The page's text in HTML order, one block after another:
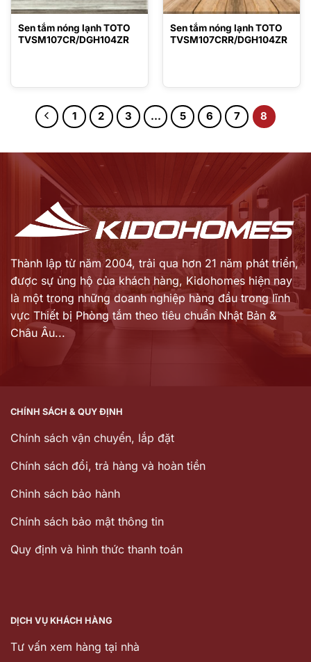
Sen tắm nóng lạnh TOTO
TVSM107CR/DGH104ZR
Sen tắm nóng lạnh TOTO
TVSM107CRR/DGH104ZR
1 2 3 … 5 6 7 8
Thành lập từ năm 2004, trải qua hơn 21 năm phát triển,
được sự ủng hộ của khách hàng, Kidohomes hiện nay
là một trong những doanh nghiệp hàng đầu trong lĩnh
vực Thiết bị Phòng tắm theo tiêu chuẩn Nhật Bản &
Châu Âu...
CHÍNH SÁCH & QUY ĐỊNH
Chính sách vận chuyển, lắp đặt
Chính sách đổi, trả hàng và hoàn tiền
Chinh sách bảo hành
Chính sách bảo mật thông tin
Quy định và hình thức thanh toán
DỊCH VỤ KHÁCH HÀNG
Tư vấn xem hàng tại nhà